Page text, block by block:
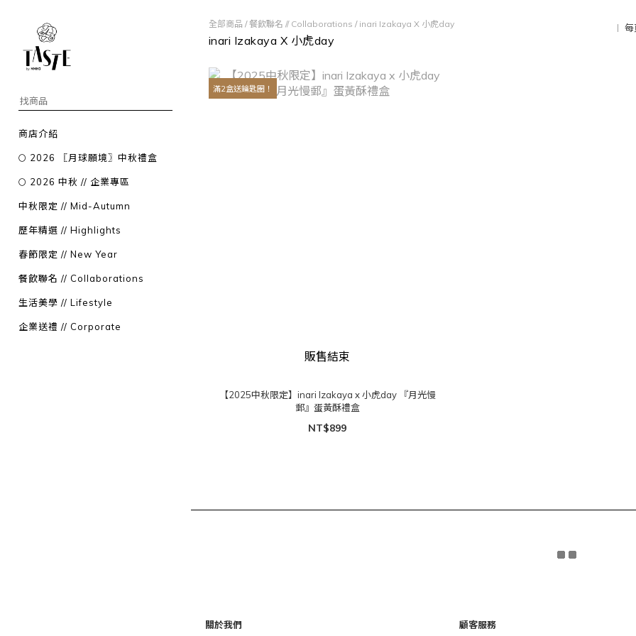
商店介紹
🌕 2026 〖月球願境〗中秋禮盒
🌕 2026 中秋 // 企業專區
中秋限定 // Mid-Autumn
歷年精選 // Highlights
春節限定 // New Year
餐飲聯名 // Collaborations
生活美學 // Lifestyle
企業送禮 // Corporate
全部商品 /餐飲聯名 // Collaborations / inari Izakaya X 小虎day
inari Izakaya X 小虎day
每
滿2盒送鑰匙圈！
販售結束
【2025中秋限定】inari Izakaya x 小虎day 『月光慢
郵』蛋黃酥禮盒
NT$899
關於我們 顧客服務